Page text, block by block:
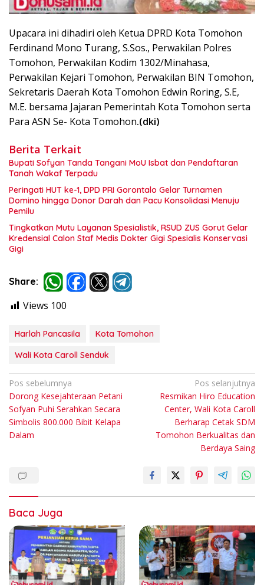
Upacara ini dihadiri oleh Ketua DPRD Kota Tomohon
Ferdinand Mono Turang, S.Sos., Perwakilan Polres
Tomohon, Perwakilan Kodim 1302/Minahasa,
Perwakilan Kejari Tomohon, Perwakilan BIN Tomohon,
Sekretaris Daerah Kota Tomohon Edwin Roring, S.E,
M.E. bersama Jajaran Pemerintah Kota Tomohon serta
Para ASN Se- Kota Tomohon.(dki)
Berita Terkait
Bupati Sofyan Tanda Tangani MoU Isbat dan Pendaftaran
Tanah Wakaf Terpadu
Peringati HUT ke-1, DPD PRI Gorontalo Gelar Turnamen
Domino hingga Donor Darah dan Pacu Konsolidasi Menuju
Pemilu
Tingkatkan Mutu Layanan Spesialistik, RSUD ZUS Gorut Gelar
Kredensial Calon Staf Medis Dokter Gigi Spesialis Konservasi
Gigi
Share:
Views 100
Harlah Pancasila
Kota Tomohon
Wali Kota Caroll Senduk
Navigasi
pos
Pos sebelumnya
Dorong Kesejahteraan Petani
Sofyan Puhi Serahkan Secara
Simbolis 800.000 Bibit Kelapa
Dalam
Pos selanjutnya
Resmikan Hiro Education
Center, Wali Kota Caroll
Berharap Cetak SDM
Tomohon Berkualitas dan
Berdaya Saing
Baca Juga